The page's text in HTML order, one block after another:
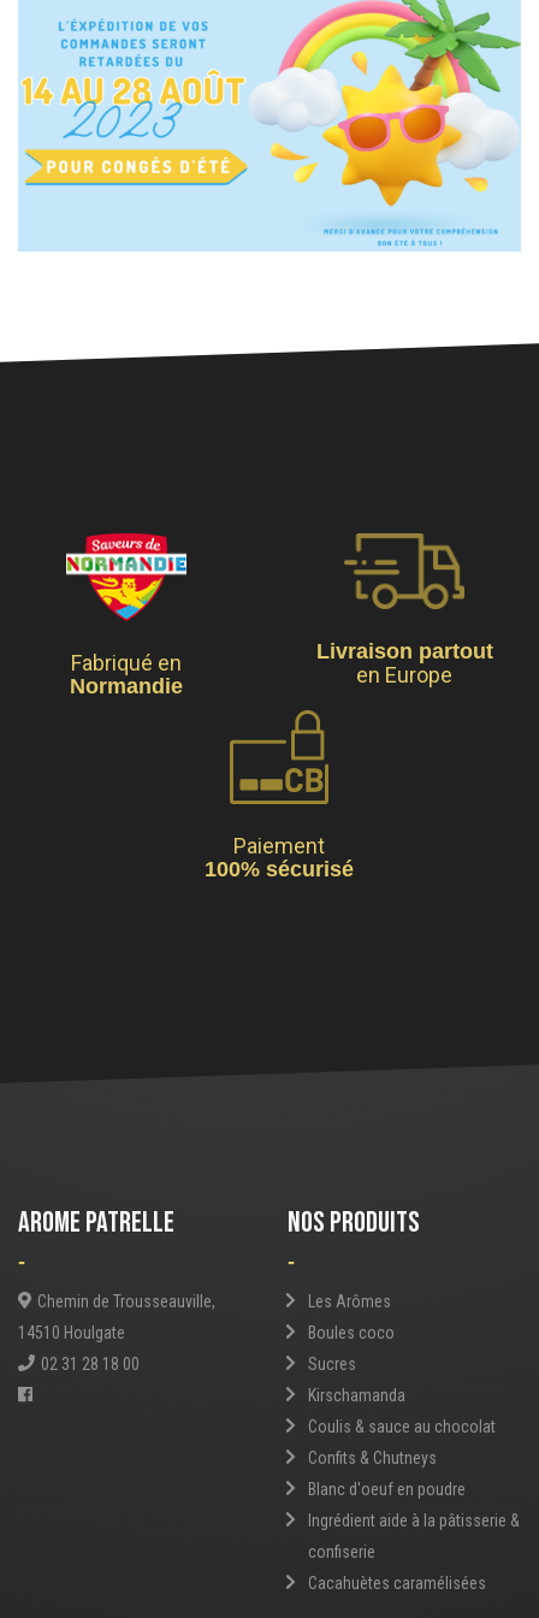
Fabriqué en
Normandie
Livraison partout
en Europe
Paiement
100% sécurisé
AROME PATRELLE
-
Chemin de Trousseauville,
14510 Houlgate
02 31 28 18 00
NOS PRODUITS
-
Les Arômes
Boules coco
Sucres
Kirschamanda
Coulis & sauce au chocolat
Confits & Chutneys
Blanc d'oeuf en poudre
Ingrédient aide à la pâtisserie &
confiserie
Cacahuètes caramélisées